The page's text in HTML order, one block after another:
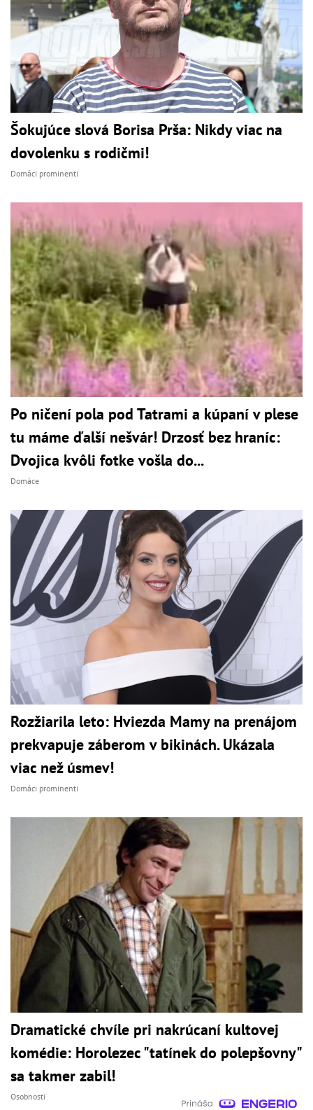
Šokujúce slová Borisa Prša: Nikdy viac na
dovolenku s rodičmi!
Domáci prominenti
Po ničení pola pod Tatrami a kúpaní v plese
tu máme ďalší nešvár! Drzosť bez hraníc:
Dvojica kvôli fotke vošla do...
Domáce
Rozžiarila leto: Hviezda Mamy na prenájom
prekvapuje záberom v bikinách. Ukázala
viac než úsmev!
Domáci prominenti
Dramatické chvíle pri nakrúcaní kultovej
komédie: Horolezec "tatínek do polepšovny"
sa takmer zabil!
Osobnosti